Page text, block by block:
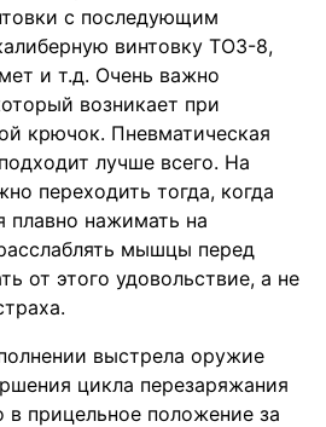
с последующим
винтовку ТОЗ-8,
и т.д. Очень важно
возникает при
крючок. Пневматическая
лучше всего. На
переходить тогда, когда
плавно нажимать на
мышцы перед
от этого удовольствие, а не
выстрела оружие
цикла перезаряжания
в прицельное положение за